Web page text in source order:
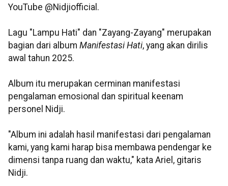
YouTube @Nidjiofficial.
Lagu "Lampu Hati" dan "Zayang-Zayang" merupakan
bagian dari album Manifestasi Hati, yang akan dirilis
awal tahun 2025.
Album itu merupakan cerminan manifestasi
pengalaman emosional dan spiritual keenam
personel Nidji.
"Album ini adalah hasil manifestasi dari pengalaman
kami, yang kami harap bisa membawa pendengar ke
dimensi tanpa ruang dan waktu," kata Ariel, gitaris
Nidji.